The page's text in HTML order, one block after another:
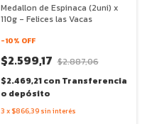
Medallon de Espinaca (2uni) x
110g - Felices las Vacas
-10% OFF
$2.599,17 $2.887,06
$2.469,21conTransferencia
o depósito
3 x $866,39 sin interés